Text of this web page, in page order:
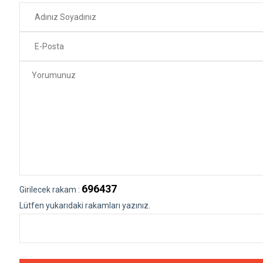
Girilecek rakam : 696437
Lütfen yukarıdaki rakamları yazınız.